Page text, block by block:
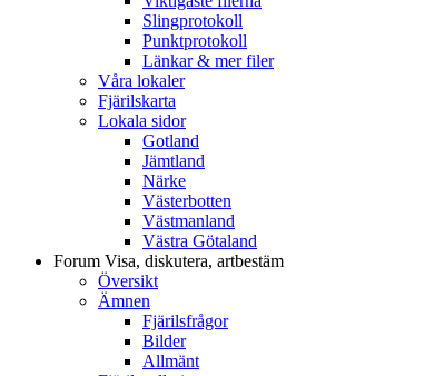
Slingprotokoll
Punktprotokoll
Länkar & mer filer
Våra lokaler
Fjärilskarta
Lokala sidor
Gotland
Jämtland
Närke
Västerbotten
Västmanland
Västra Götaland
Forum Visa, diskutera, artbestäm
Översikt
Ämnen
Fjärilsfrågor
Bilder
Allmänt